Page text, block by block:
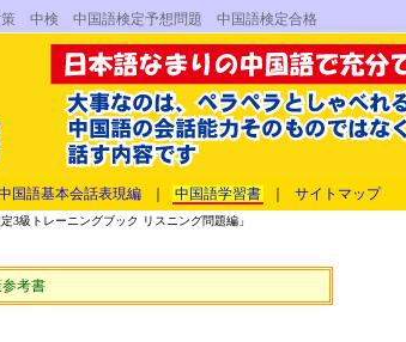
策 中検 中国語検定予想問題 中国語検定合格
国語基本会話表現編 中国語学習書 サイトマップ
3級トレーニングブック リスニング問題編」
考書